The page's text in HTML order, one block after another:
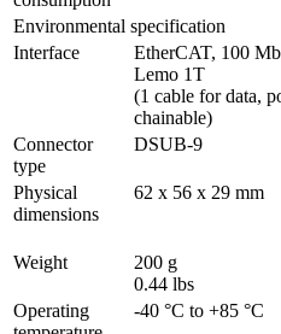
Environmental specification
Interface
EtherCAT, 100
Lemo 1T
(1 cable for data,
chainable)
Connector
DSUB-9
Physical
62 x 56 x 29 mm
Weight
200 g
0.44 lbs
Operating
-40 °C to +85 °C